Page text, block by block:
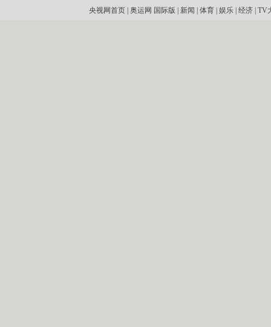
央视网首页| 奥运网 国际版 新闻 体育| 娱乐| 经济| TV